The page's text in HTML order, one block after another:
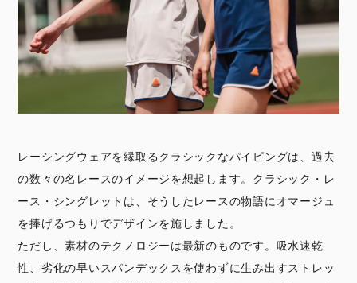
レーシングウェアを縁取るクラシックなパイピングは、過去
の数々の名レースのイメージを想起します。クラシック・レ
ース・シングレットは、そうしたレースの物語にオマージュ
を捧げるつもりでデザインを施しました。
ただし、素材のテクノロジーは最新のものです。吸水速乾
性、劣化の早いスパンデックスを使わずに生み出すストレッ